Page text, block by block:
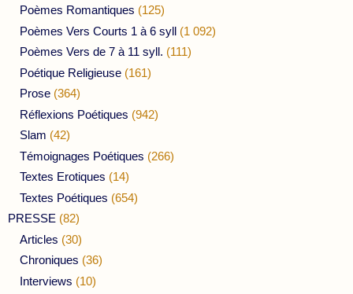
Poèmes Romantiques (125)
Poèmes Vers Courts 1 à 6 syll (1 092)
Poèmes Vers de 7 à 11 syll. (111)
Poétique Religieuse (161)
Prose (364)
Réflexions Poétiques (942)
Slam (42)
Témoignages Poétiques (266)
Textes Erotiques (14)
Textes Poétiques (654)
PRESSE (82)
Articles (30)
Chroniques (36)
Interviews (10)